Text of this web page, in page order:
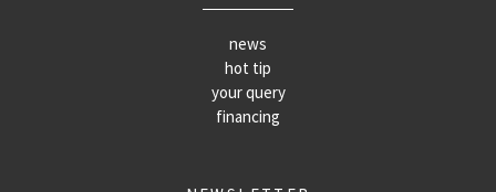
news
hot tip
your query
financing